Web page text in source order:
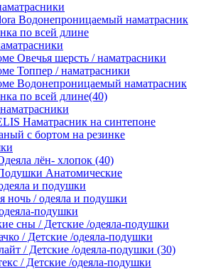
Водонепроницаемый наматрасник
по всей длине
Овечья шерсть / наматрасники
Топпер / наматрасники
Водонепроницаемый наматрасник
по всей длине(40)
Наматрасник на синтепоне
с бортом на резинке
лён- хлопок (40)
Анатомические
и подушки
ночь / одеяла и подушки
подушки
сны / Детские /одеяла-подушки
/ Детские /одеяла-подушки
/ Детские /одеяла-подушки (30)
/ Детские /одеяла-подушки